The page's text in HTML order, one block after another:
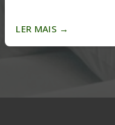
LER MAIS→